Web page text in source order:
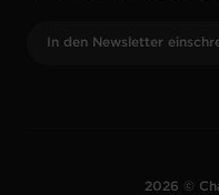
In den Newsletter
2026 ©